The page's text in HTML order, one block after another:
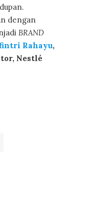
dengan
BRAND
Rahayu,
Nestlé